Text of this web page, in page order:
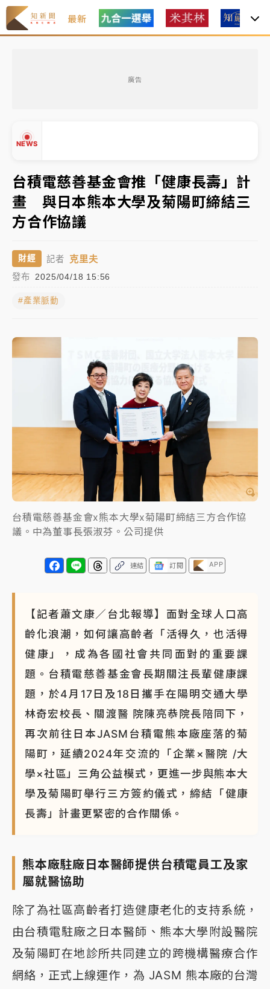
最新
廣告
NEWS
有片｜
連根拔起
中颱白海豚風雨來了！中部以北防豪雨 今晚、明天影
響最劇烈
白海豚逼近！北市水門只出不進 未移置車輛最高罰
4800＋拖吊費
油價持續凍漲！ 中油宣布下周一汽柴油價格維持不變
路鷹架倒塌壓2車
連根拔起
中颱白海豚風雨來了！中部以北防豪雨 今晚、明天影
白海豚逼近！北市水門只出不進 未移置車輛最高罰
4800＋拖吊費
▼
台積電慈善基金會推「健康長壽」計
畫 與日本熊本大學及菊陽町締結三
方合作協議
財經 記者 克里夫
發布 2025/04/18 15:56
#產業脈動
台積電慈善基金會x熊本大學x菊陽町締結三方合作協
議。中為董事長張淑芬。公司提供
連結 訂閱 APP
【記者蕭文康／台北報導】面對全球人口高
齡化浪潮，如何讓高齡者「活得久，也活得
健康」，成為各國社會共同面對的重要課
題。台積電慈善基金會長期關注長輩健康課
題，於4月17日及18日攜手在陽明交通大學
林奇宏校長、關渡醫 院陳亮恭院長陪同下，
再次前往日本JASM台積電熊本廠座落的菊
陽町，延續2024年交流的「企業×醫院 /大
學×社區」三角公益模式，更進一步與熊本大
學及菊陽町舉行三方簽約儀式，締結「健康
長壽」計畫更緊密的合作關係。
熊本廠駐廠日本醫師提供台積電員工及家
屬就醫協助
除了為社區高齡者打造健康老化的支持系統，
由台積電駐廠之日本醫師、熊本大學附設醫院
及菊陽町在地診所共同建立的跨機構醫療合作
網絡，正式上線運作，為 JASM 熊本廠的台灣